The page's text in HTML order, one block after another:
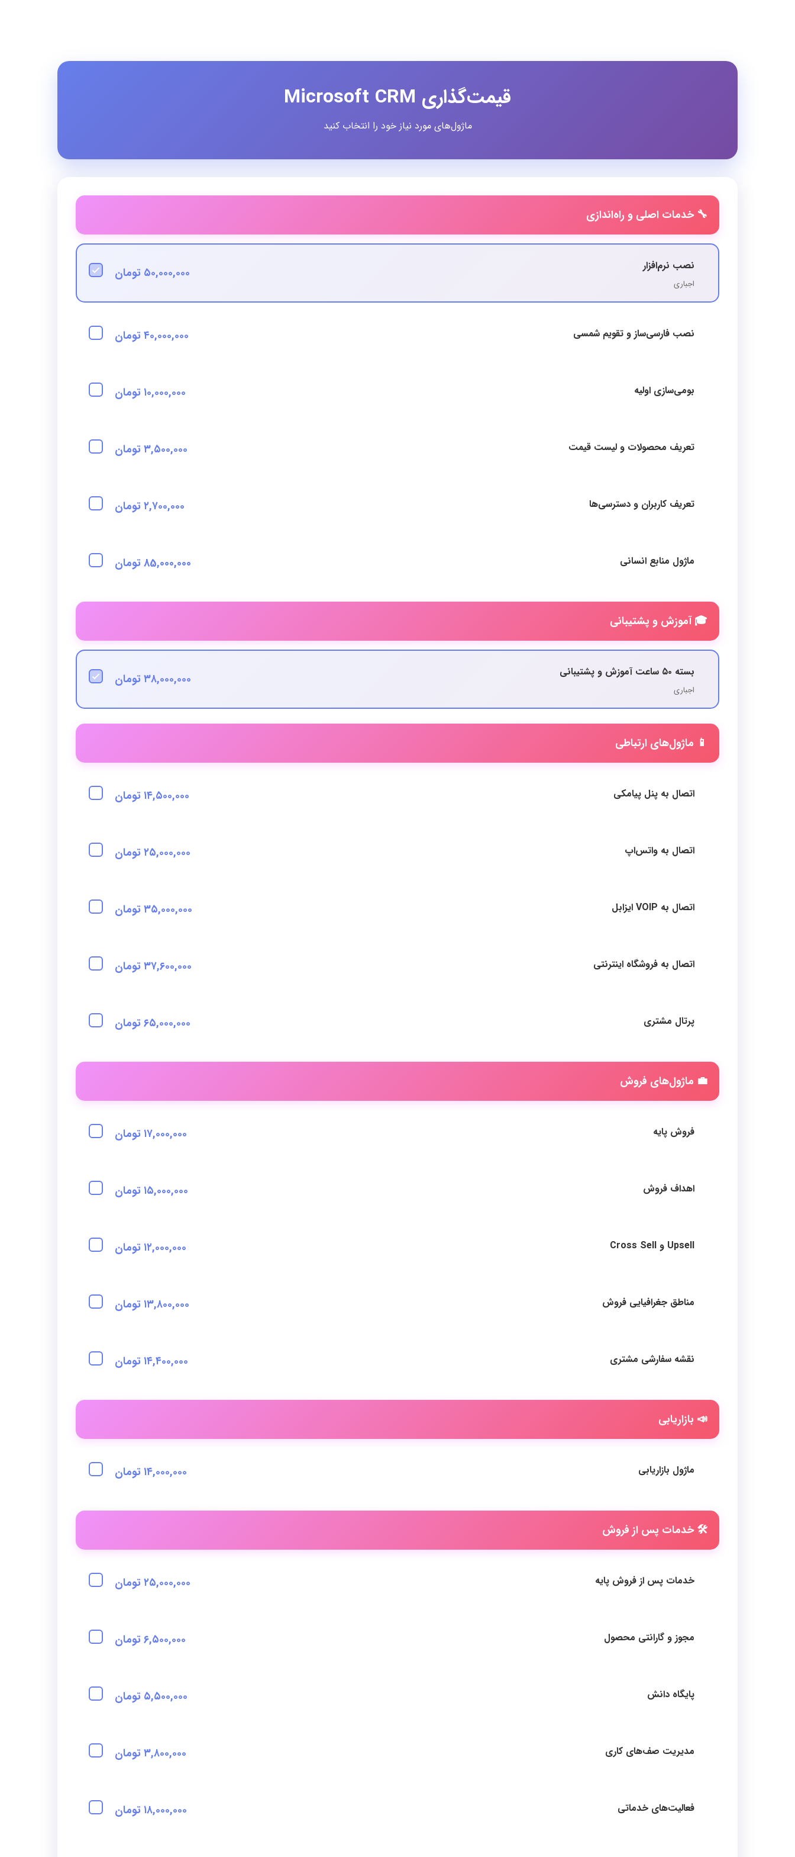
قیمت‌گذاری Microsoft CRM
ماژول‌های مورد نیاز خود را انتخاب کنید
🔧 خدمات اصلی و راه‌اندازی
نصب نرم‌افزار
اجباری
۵۰,۰۰۰,۰۰۰ تومان
نصب فارسی‌ساز و تقویم شمسی ۴۰,۰۰۰,۰۰۰ تومان
بومی‌سازی اولیه ۱۰,۰۰۰,۰۰۰ تومان
تعریف محصولات و لیست قیمت ۳,۵۰۰,۰۰۰ تومان
تعریف کاربران و دسترسی‌ها ۲,۷۰۰,۰۰۰ تومان
ماژول منابع انسانی 85,000,000 تومان
🎓 آموزش و پشتیبانی
بسته ۵۰ ساعت آموزش و پشتیبانی
اجباری
۳۸,۰۰۰,۰۰۰ تومان
📱 ماژول‌های ارتباطی
اتصال به پنل پیامکی ۱۴,۵۰۰,۰۰۰ تومان
اتصال به واتس‌اپ ۲۵,۰۰۰,۰۰۰ تومان
اتصال به VOIP ایزابل ۳۵,۰۰۰,۰۰۰ تومان
اتصال به فروشگاه اینترنتی ۳۷,۶۰۰,۰۰۰ تومان
پرتال مشتری ۶۵,۰۰۰,۰۰۰ تومان
💼 ماژول‌های فروش
فروش پایه ۱۷,۰۰۰,۰۰۰ تومان
اهداف فروش ۱۵,۰۰۰,۰۰۰ تومان
Upsell و Cross Sell ۱۲,۰۰۰,۰۰۰ تومان
مناطق جغرافیایی فروش ۱۳,۸۰۰,۰۰۰ تومان
نقشه سفارشی مشتری ۱۴,۴۰۰,۰۰۰ تومان
📣 بازاریابی
ماژول بازاریابی ۱۴,۰۰۰,۰۰۰ تومان
🛠️ خدمات پس از فروش
خدمات پس از فروش پایه ۲۵,۰۰۰,۰۰۰ تومان
مجوز و گارانتی محصول ۶,۵۰۰,۰۰۰ تومان
پایگاه دانش ۵,۵۰۰,۰۰۰ تومان
مدیریت صف‌های کاری ۳,۸۰۰,۰۰۰ تومان
فعالیت‌های خدماتی ۱۸,۰۰۰,۰۰۰ تومان